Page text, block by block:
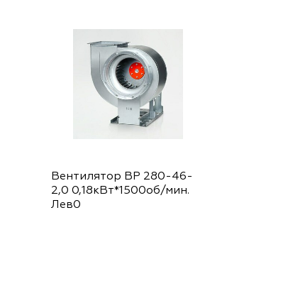
Вентилятор ВР 280-46-
2,0 0,18кВт*1500об/мин.
Лев0